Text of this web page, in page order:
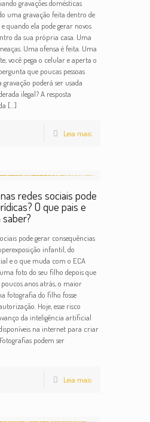
gravações domésticas
uma gravação feita dentro de
quando ela pode gerar novos
da sua própria casa. Uma
Uma ofensa é feita. Uma
você pega o celular e aperta o
que poucas pessoas
poderá ser usada
ilegal? A resposta
[…]
Leia mais
redes sociais pode
O que pais e
pode gerar consequências
infantil, do
e o que muda com o ECA
foto do seu filho depois que
anos atrás, o maior
fotografia do filho fosse
Hoje, esse risco
da inteligência artificial
na internet para criar
podem ser
Leia mais